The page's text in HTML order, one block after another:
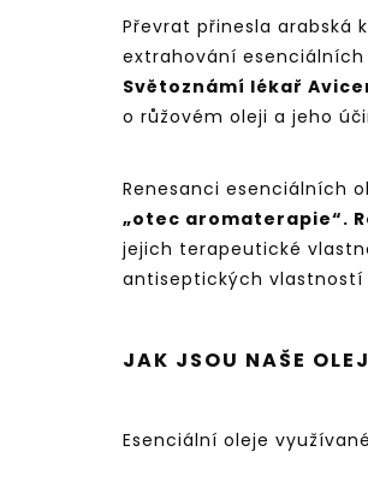
Převrat přinesla arabská
extrahování esenciálních
Světoznámí lékař
o růžovém oleji a jeho
Renesanci esenciálních
„otec aromaterapie“.
jejich terapeutické
antiseptických vlastností
JAK JSOU NAŠE
Esenciální oleje